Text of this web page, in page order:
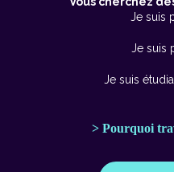
Je suis
Je suis
Je suis
> Pourquoi